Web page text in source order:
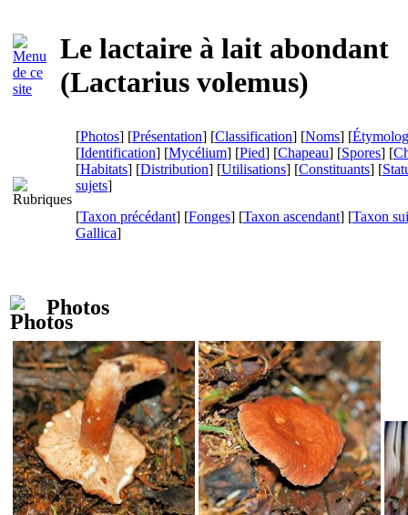
Le lactaire à lait abondant
(Lactarius volemus)
[Photos] [Présentation] [Classification] [Noms] [
[Identification] [Mycélium] [Pied] [Chapeau] [Spores] [
[Habitats] [Distribution] [Utilisations] [Constituants] [
sujets]
[Taxon précédant] [Fonges] [Taxon ascendant] [Taxon
Gallica]
Photos